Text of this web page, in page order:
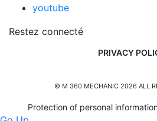
youtube
Restez connecté
PRIVACY
© M 360 MECHANIC 2026 ALL
Protection of personal